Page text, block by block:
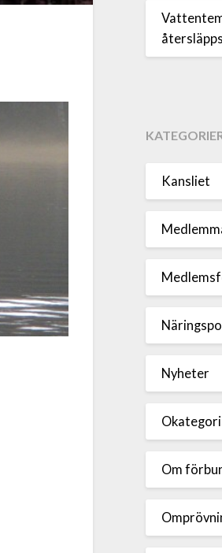
Kansliet
Nyheter
Om